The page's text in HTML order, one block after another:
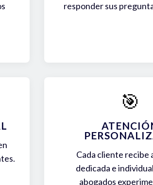
responder sus
🎯
Cada cliente recibe
dedicada e
abogados